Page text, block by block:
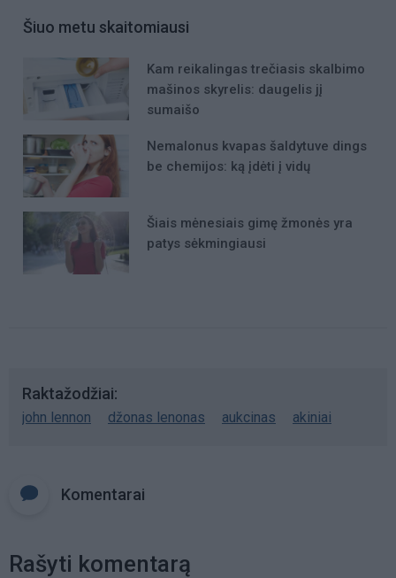
Šiuo metu skaitomiausi
Kam reikalingas trečiasis skalbimo
mašinos skyrelis: daugelis jį
sumaišo
Nemalonus kvapas šaldytuve dings
be chemijos: ką įdėti į vidų
Šiais mėnesiais gimę žmonės yra
patys sėkmingiausi
Raktažodžiai
john lennon džonas lenonas aukcinas akiniai
Komentarai
Rašyti komentarą